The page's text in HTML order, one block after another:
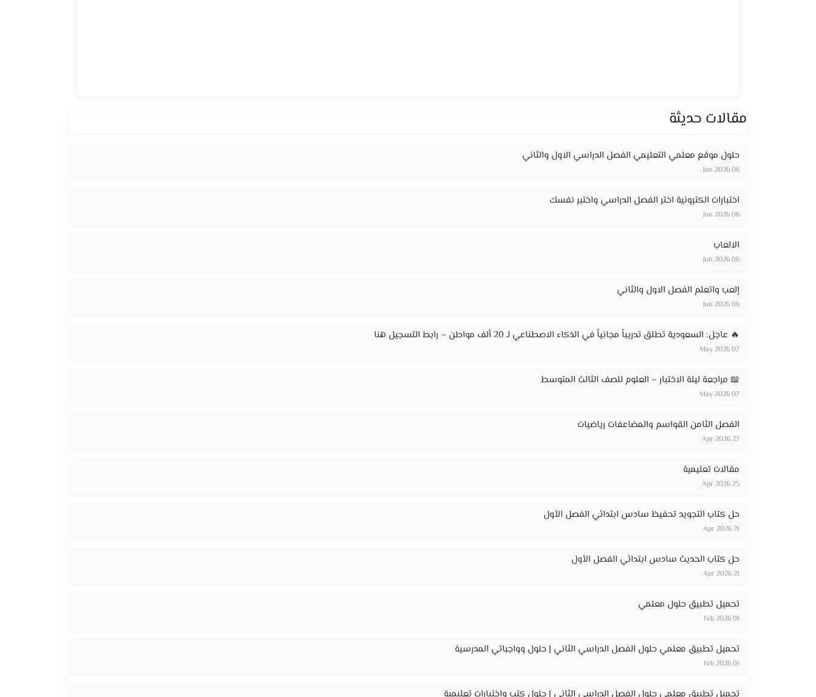
مقالات حديثة
حلول موقع معلمي التعليمي الفصل الدراسي الاول والثاني
06 Jun 2026
اختبارات الكترونية اختر الفصل الدراسي واختبر نفسك
06 Jun 2026
الالعاب
06 Jun 2026
إلعب واتعلم الفصل الاول والثاني
06 Jun 2026
🔥 عاجل: السعودية تطلق تدريباً مجانياً في الذكاء الاصطناعي لـ 20 ألف مواطن – رابط التسجيل هنا
07 May 2026
📖 مراجعة ليلة الاختبار – العلوم للصف الثالث المتوسط
07 May 2026
الفصل الثامن القواسم والمضاعفات رياضيات
27 Apr 2026
مقالات تعليمية
25 Apr 2026
حل كتاب التجويد تحفيظ سادس ابتدائي الفصل الأول
21 Apr 2026
حل كتاب الحديث سادس ابتدائي الفصل الأول
21 Apr 2026
تحميل تطبيق حلول معلمي
01 Feb 2026
تحميل تطبيق معلمي حلول الفصل الدراسي الثاني | حلول وواجباتي المدرسية
01 Feb 2026